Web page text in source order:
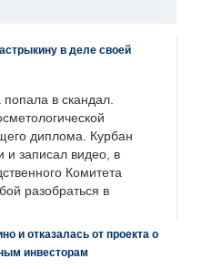
в деле своей
в скандал.
диплома. Курбан
и записал видео, в
Комитета
разобраться в
и отказалась от проекта о
инвесторам